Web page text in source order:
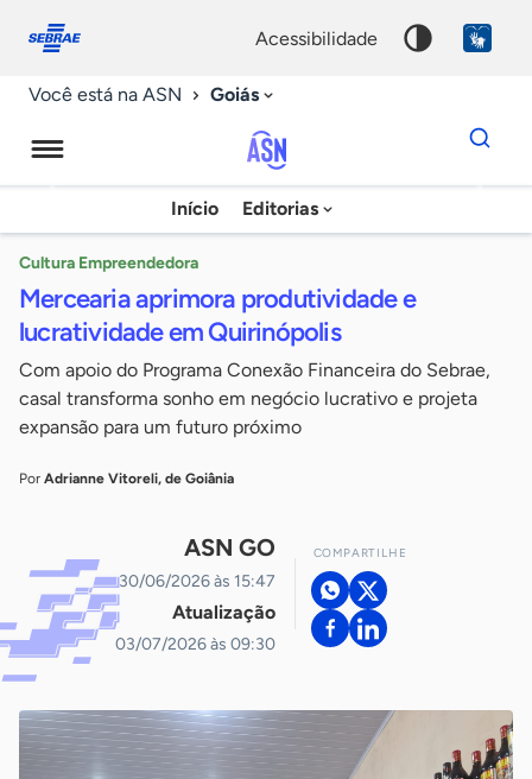
conosco
acessibilidade
Você está na ASN Goiás
Agência
Sebrae
Notícias
Início Editorias
Dados
para
chave
Cultura Empreendedora
Mercearia aprimora produtividade e
lucratividade em Quirinópolis
Com apoio do Programa Conexão Financeira do Sebrae,
casal transforma sonho em negócio lucrativo e projeta
expansão para um futuro próximo
Por Adrianne Vitoreli, de Goiânia
ASN GO
30/06/2026 às 15:47
Atualização
03/07/2026 às 09:30
COMPARTILHE